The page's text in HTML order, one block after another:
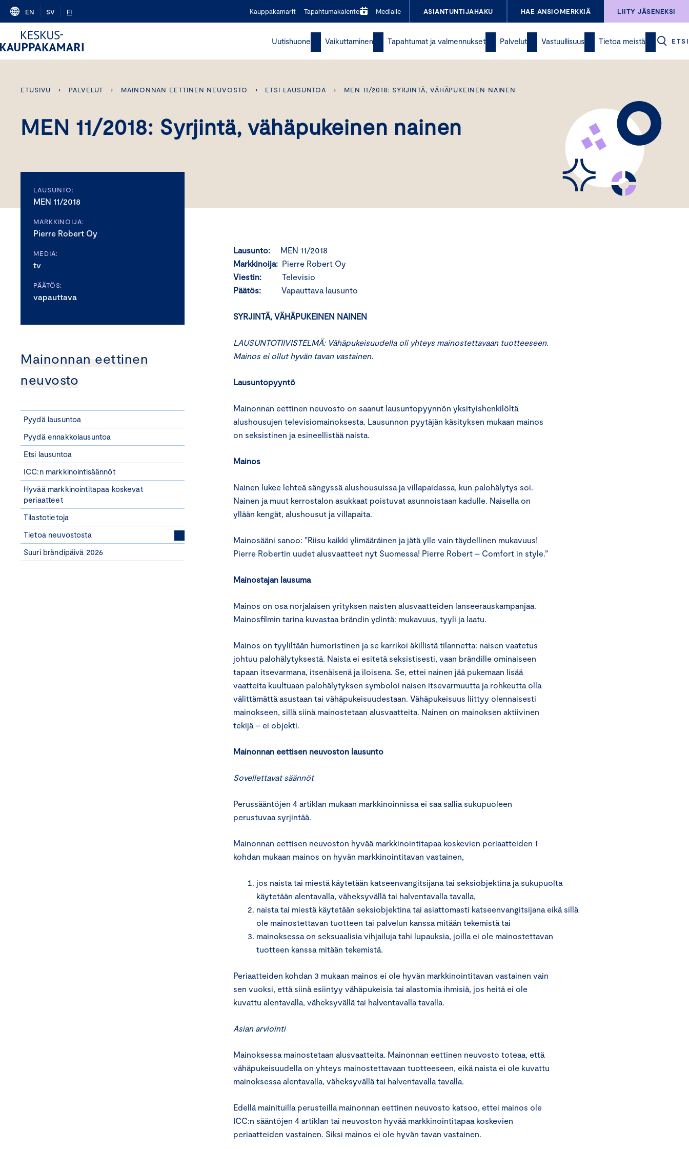
Skip
content
EN SV FI Kauppakamarit Tapahtumakalenteri Medialle ASIANTUNTIJAHAKU HAE ANSIOMERKKIÄ LIITY JÄSENEKSI
Uutishuone Vaikuttaminen Tapahtumat ja valmennukset Palvelut Vastuullisuus Tietoa meistä ETSI
ETUSIVU › PALVELUT › MAINONNAN EETTINEN NEUVOSTO › ETSI LAUSUNTOA › MEN 11/2018: SYRJINTÄ, VÄHÄPUKEINEN NAINEN
MEN 11/2018: Syrjintä, vähäpukeinen nainen
LAUSUNTO:
MEN 11/2018
MARKKINOIJA:
Pierre Robert Oy
MEDIA:
tv
PÄÄTÖS:
vapauttava
Mainonnan eettinen
neuvosto
Pyydä lausuntoa
Pyydä ennakkolausuntoa
Etsi lausuntoa
ICC:n markkinointisäännöt
Hyvää markkinointitapaa koskevat
periaatteet
Tilastotietoja
Tietoa neuvostosta
Suuri brändipäivä 2026
Lausunto: MEN 11/2018
Markkinoija: Pierre Robert Oy
Viestin: Televisio
Päätös: Vapauttava lausunto
SYRJINTÄ, VÄHÄPUKEINEN NAINEN
LAUSUNTOTIIVISTELMÄ: Vähäpukeisuudella oli yhteys mainostettavaan tuotteeseen.
Mainos ei ollut hyvän tavan vastainen.
Lausuntopyyntö
Mainonnan eettinen neuvosto on saanut lausuntopyynnön yksityishenkilöltä
alushousujen televisiomainoksesta. Lausunnon pyytäjän käsityksen mukaan mainos
on seksistinen ja esineellistää naista.
Mainos
Nainen lukee lehteä sängyssä alushousuissa ja villapaidassa, kun palohälytys soi.
Nainen ja muut kerrostalon asukkaat poistuvat asunnoistaan kadulle. Naisella on
yllään kengät, alushousut ja villapaita.
Mainosääni sanoo: ”Riisu kaikki ylimääräinen ja jätä ylle vain täydellinen mukavuus!
Pierre Robertin uudet alusvaatteet nyt Suomessa! Pierre Robert – Comfort in style.”
Mainostajan lausuma
Mainos on osa norjalaisen yrityksen naisten alusvaatteiden lanseerauskampanjaa.
Mainosfilmin tarina kuvastaa brändin ydintä: mukavuus, tyyli ja laatu.
Mainos on tyyliltään humoristinen ja se karrikoi äkillistä tilannetta: naisen vaatetus
johtuu palohälytyksestä. Naista ei esitetä seksistisesti, vaan brändille ominaiseen
tapaan itsevarmana, itsenäisenä ja iloisena. Se, ettei nainen jää pukemaan lisää
vaatteita kuultuaan palohälytyksen symboloi naisen itsevarmuutta ja rohkeutta olla
välittämättä asustaan tai vähäpukeisuudestaan. Vähäpukeisuus liittyy olennaisesti
mainokseen, sillä siinä mainostetaan alusvaatteita. Nainen on mainoksen aktiivinen
tekijä – ei objekti.
Mainonnan eettisen neuvoston lausunto
Sovellettavat säännöt
Perussääntöjen 4 artiklan mukaan markkinoinnissa ei saa sallia sukupuoleen
perustuvaa syrjintää.
Mainonnan eettisen neuvoston hyvää markkinointitapaa koskevien periaatteiden 1
kohdan mukaan mainos on hyvän markkinointitavan vastainen,
jos naista tai miestä käytetään katseenvangitsijana tai seksiobjektina ja sukupuolta
käytetään alentavalla, väheksyvällä tai halventavalla tavalla,
naista tai miestä käytetään seksiobjektina tai asiattomasti katseenvangitsijana eikä sillä
ole mainostettavan tuotteen tai palvelun kanssa mitään tekemistä tai
mainoksessa on seksuaalisia vihjailuja tahi lupauksia, joilla ei ole mainostettavan
tuotteen kanssa mitään tekemistä.
Periaatteiden kohdan 3 mukaan mainos ei ole hyvän markkinointitavan vastainen vain
sen vuoksi, että siinä esiintyy vähäpukeisia tai alastomia ihmisiä, jos heitä ei ole
kuvattu alentavalla, väheksyvällä tai halventavalla tavalla.
Asian arviointi
Mainoksessa mainostetaan alusvaatteita. Mainonnan eettinen neuvosto toteaa, että
vähäpukeisuudella on yhteys mainostettavaan tuotteeseen, eikä naista ei ole kuvattu
mainoksessa alentavalla, väheksyvällä tai halventavalla tavalla.
Edellä mainituilla perusteilla mainonnan eettinen neuvosto katsoo, ettei mainos ole
ICC:n sääntöjen 4 artiklan tai neuvoston hyvää markkinointitapaa koskevien
periaatteiden vastainen. Siksi mainos ei ole hyvän tavan vastainen.